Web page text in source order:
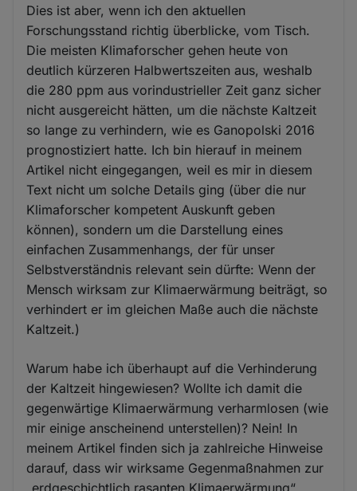
Dies ist aber, wenn ich den aktuellen
Forschungsstand richtig überblicke, vom Tisch.
Die meisten Klimaforscher gehen heute von
deutlich kürzeren Halbwertszeiten aus, weshalb
die 280 ppm aus vorindustrieller Zeit ganz sicher
nicht ausgereicht hätten, um die nächste Kaltzeit
so lange zu verhindern, wie es Ganopolski 2016
prognostiziert hatte. Ich bin hierauf in meinem
Artikel nicht eingegangen, weil es mir in diesem
Text nicht um solche Details ging (über die nur
Klimaforscher kompetent Auskunft geben
können), sondern um die Darstellung eines
einfachen Zusammenhangs, der für unser
Selbstverständnis relevant sein dürfte: Wenn der
Mensch wirksam zur Klimaerwärmung beiträgt, so
verhindert er im gleichen Maße auch die nächste
Kaltzeit.)
Warum habe ich überhaupt auf die Verhinderung
der Kaltzeit hingewiesen? Wollte ich damit die
gegenwärtige Klimaerwärmung verharmlosen (wie
mir einige anscheinend unterstellen)? Nein! In
meinem Artikel finden sich ja zahlreiche Hinweise
darauf, dass wir wirksame Gegenmaßnahmen zur